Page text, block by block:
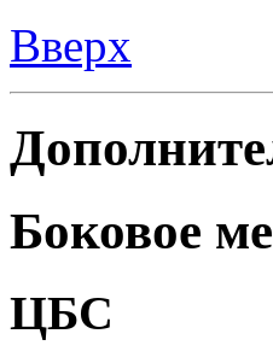
Вверх
Боковое
ЦБС